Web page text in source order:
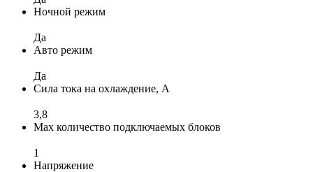
Ночной режим
Да
Авто режим
Да
Сила тока на охлаждение, А
3,8
Max количество подключаемых блоков
1
Напряжение